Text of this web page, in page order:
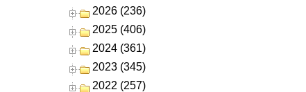
2026 (236)
2025 (406)
2024 (361)
2023 (345)
2022 (257)